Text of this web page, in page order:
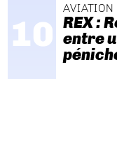
AVIATION
REX :
entre